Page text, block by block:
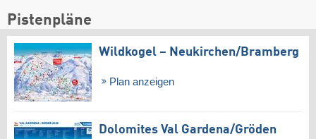
Pistenpläne
Wildkogel – Neukirchen/​Bramberg
Plan anzeigen
Dolomites Val Gardena/​Gröden